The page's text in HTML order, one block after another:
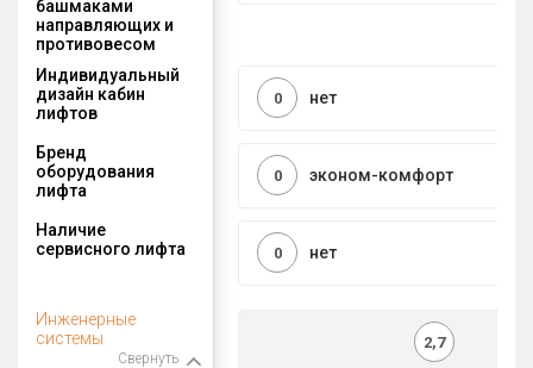
башмаками
направляющих и
противовесом
Индивидуальный
дизайн кабин
лифтов
нет
0
Бренд
оборудования
лифта
эконом-комфорт
0
Наличие
сервисного лифта
нет
0
Инженерные
системы
Свернуть
2,7